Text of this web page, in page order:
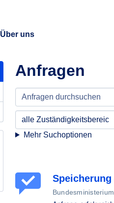
Über uns
Anfragen
Mehr Suchoptionen